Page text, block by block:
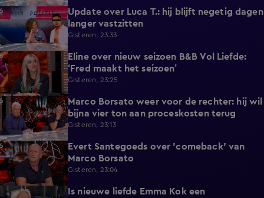
1:34
Update over Luca T.: hij blijft negetig dagen
langer vastzitten
Gisteren, 23:33
3:33
Eline over nieuw seizoen B&B Vol Liefde:
‘Fred maakt het seizoen’
Gisteren, 23:25
3:32
Marco Borsato weer voor de rechter: hij wil
bijna vier ton aan proceskosten terug
Gisteren, 23:13
8:57
Evert Santegoeds over 'comeback' van
Marco Borsato
Gisteren, 23:04
0:38
Is nieuwe liefde Emma Kok een